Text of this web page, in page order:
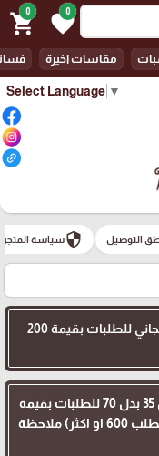
Select Language ▼
0
favorite
0
shopping_cart
مقاسات اخيرة
التوصيل securityسياسة المتجر
عرض التوصيل : الضفة والقدس التوصيل مجاني للطلبات بقيمة 200
عرض التوصيل :اهلنا في الداخل 48 التوصيل 35 بدل 70 للطلبات بقيمة
200 او اكثر ( وتوصيل كامل مجاني في حال الطلب 600 او اكثر) ملاحظة